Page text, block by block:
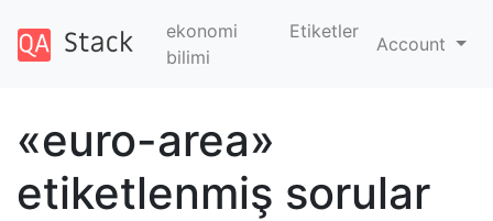
ekonomi
bilimi
Etiketler
Account
«euro-area»
etiketlenmiş sorular